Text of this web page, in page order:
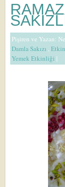
Pişiren ve Yazan:
Damla Sakızı ,
Yemek Etkinliği |